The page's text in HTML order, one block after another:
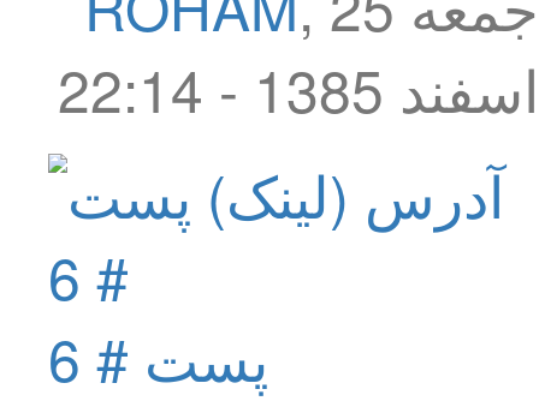
اسفند 1385 - 22:14
پست # 6